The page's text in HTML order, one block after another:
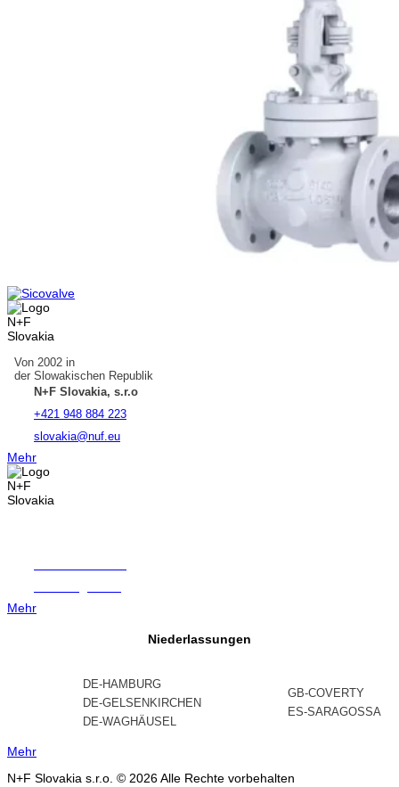
Von 2002 in
der Slowakischen Republik
N+F Slovakia, s.r.o
+421 948 884 223
slovakia@nuf.eu
Mehr
Mehr
Niederlassungen
DE-HAMBURG
DE-GELSENKIRCHEN
DE-WAGHÄUSEL
GB-COVERTY
ES-SARAGOSSA
Mehr
N+F Slovakia s.r.o. © 2026 Alle Rechte vorbehalten